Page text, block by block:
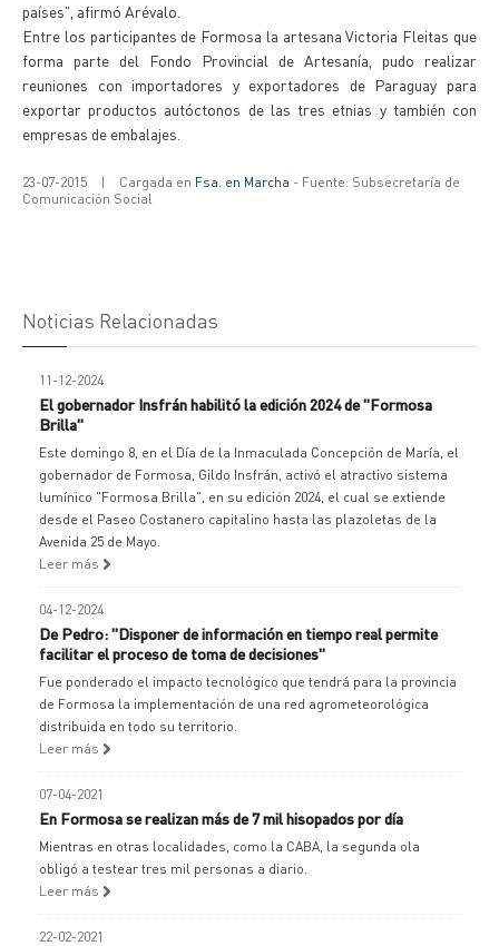
países", afirmó Arévalo.
Entre los participantes de Formosa la artesana Victoria Fleitas que
forma parte del Fondo Provincial de Artesanía, pudo realizar
reuniones con importadores y exportadores de Paraguay para
exportar productos autóctonos de las tres etnias y también con
empresas de embalajes.
23-07-2015 | Cargada en Fsa. en Marcha - Fuente: Subsecretaría de
Comunicación Social
Noticias Relacionadas
11-12-2024
El gobernador Insfrán habilitó la edición 2024 de "Formosa
Brilla"
Este domingo 8, en el Día de la Inmaculada Concepción de María, el
gobernador de Formosa, Gildo Insfrán, activó el atractivo sistema
lumínico "Formosa Brilla", en su edición 2024, el cual se extiende
desde el Paseo Costanero capitalino hasta las plazoletas de la
Avenida 25 de Mayo.
Leer más
04-12-2024
De Pedro: "Disponer de información en tiempo real permite
facilitar el proceso de toma de decisiones"
Fue ponderado el impacto tecnológico que tendrá para la provincia
de Formosa la implementación de una red agrometeorológica
distribuida en todo su territorio.
Leer más
07-04-2021
En Formosa se realizan más de 7 mil hisopados por día
Mientras en otras localidades, como la CABA, la segunda ola
obligó a testear tres mil personas a diario.
Leer más
22-02-2021